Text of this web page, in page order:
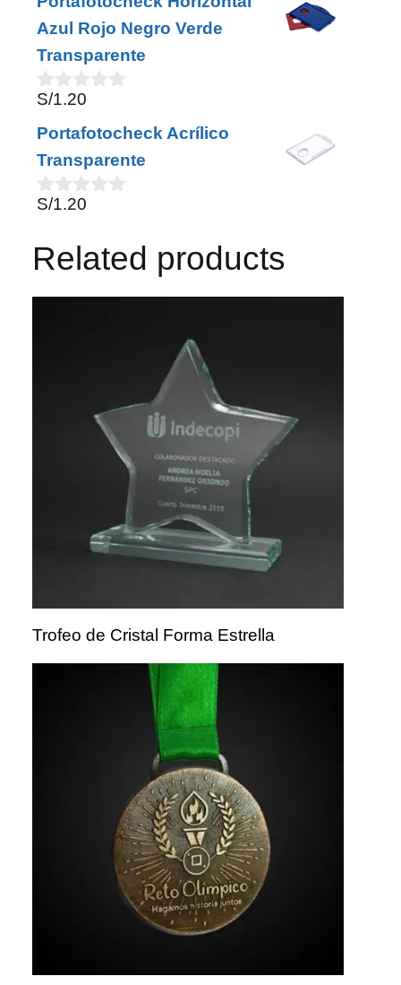
u
t
o
f
5
Azul Rojo Negro Verde
Transparente
0
u
t
o
f
5
S/1.20
Portafotocheck Acrílico
Transparente
0
t
f
S/1.20
Related products
Trofeo de Cristal Forma Estrella